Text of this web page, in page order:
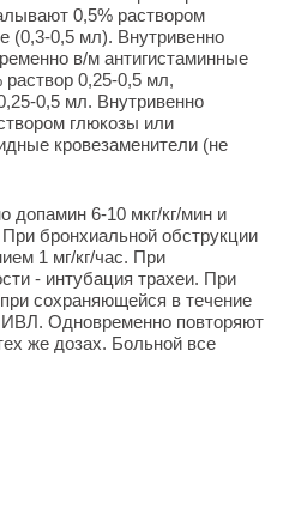
0,5% раствором
(0,3-0,5 мл). Внутривенно
в/м антигистаминные
0,25-0,5 мл,
0,5 мл. Внутривенно
глюкозы или
кровезаменители (не
допамин 6-10 мкг/кг/мин и
бронхиальной обструкции
1 мг/кг/час. При
- интубация трахеи. При
сохраняющейся в течение
ИВЛ. Одновременно повторяют
же дозах. Больной все